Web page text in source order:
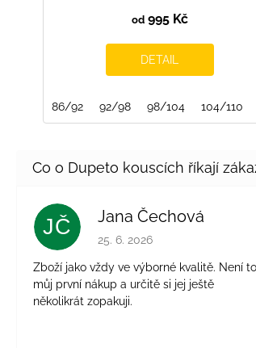
od 995 Kč
DETAIL
86/92 92/98 98/104 104/110
JČ Jana Čechová
Hodnocení obchodu je 5 z 5
25. 6. 2026
Zboží jako vždy ve výborné kvalitě. Není to
můj první nákup a určitě si jej ještě
několikrát zopakuji.